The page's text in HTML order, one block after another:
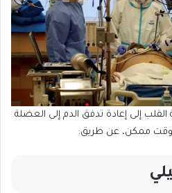
إلى إعادة تدفق الدم إلى العضلة
وقت ممكن، عن طريق: